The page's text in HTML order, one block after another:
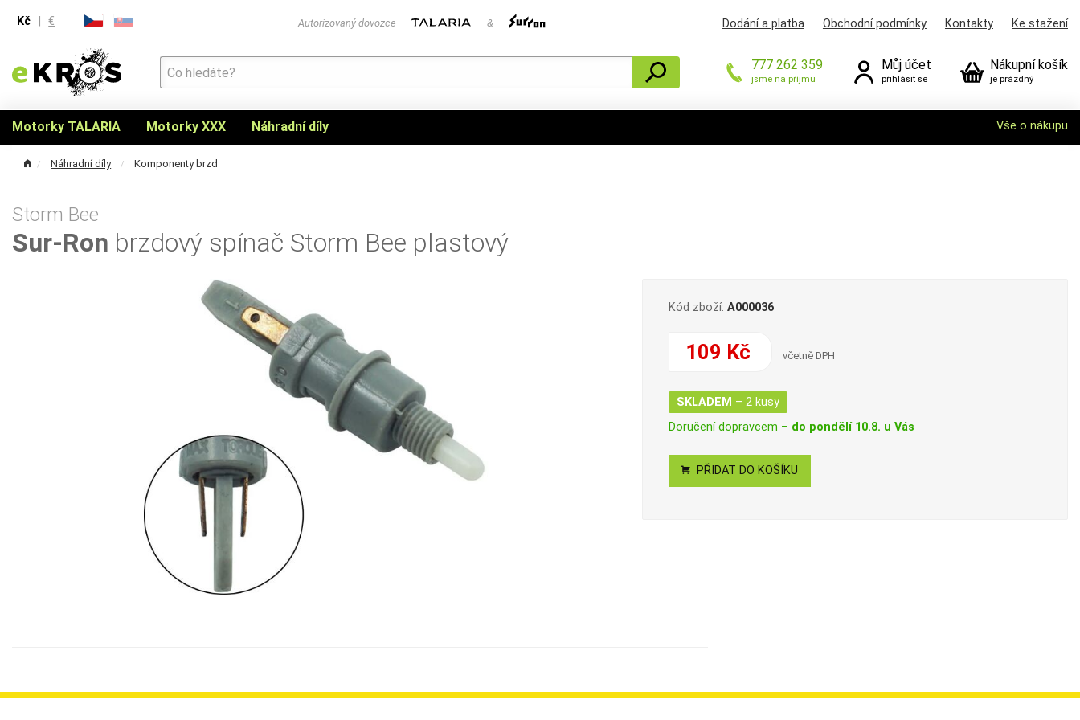
Kč € Autorizovaný dovozce & Dodání a platba Obchodní podmínky Kontakty Ke stažení
777 262 359
jsme na příjmu
Můj účet
přihlásit se
Nákupní košík
je prázdný
Motorky TALARIA Motorky XXX Náhradní díly Vše o nákupu
Náhradní díly Komponenty brzd
Storm Bee
Sur-Ron brzdový spínač Storm Bee plastový
Kód zboží: A000036
109 Kč včetně DPH
SKLADEM – 2 kusy
Doručení dopravcem – do pondělí 10.8. u Vás
PŘIDAT DO KOŠÍKU